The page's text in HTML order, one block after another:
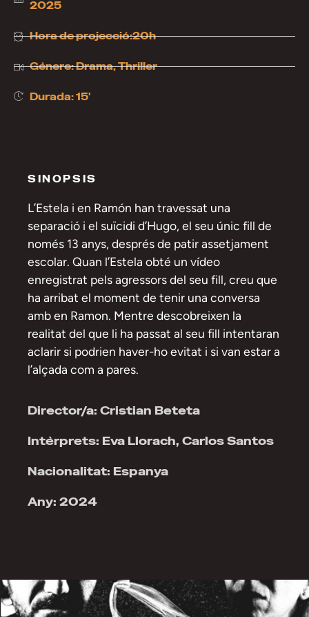
2025
Hora de projecció:20h
Gènere:Drama,Thriller
Durada: 15'
SINOPSIS
L’Estela i en Ramón han travessat una
separació i el suïcidi d’Hugo, el seu únic fill de
només 13 anys, després de patir assetjament
escolar. Quan l’Estela obté un vídeo
enregistrat pels agressors del seu fill, creu que
ha arribat el moment de tenir una conversa
amb en Ramon. Mentre descobreixen la
realitat del que li ha passat al seu fill intentaran
aclarir si podrien haver-ho evitat i si van estar a
l’alçada com a pares.
Director/a: Cristian Beteta
Intèrprets: Eva Llorach, Carlos Santos
Nacionalitat: Espanya
Any: 2024